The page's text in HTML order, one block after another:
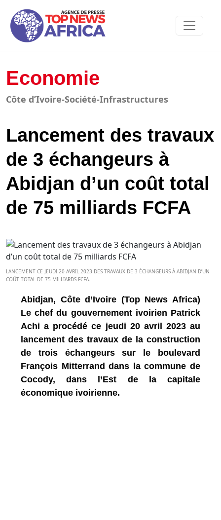
Economie
Côte d’Ivoire-Société-Infrastructures
Lancement des travaux
de 3 échangeurs à
Abidjan d’un coût total
de 75 milliards FCFA
LANCEMENT CE JEUDI 20 AVRIL 2023 DES TRAVAUX DE 3 ÉCHANGEURS À ABIDJAN D’UN
COÛT TOTAL DE 75 MILLIARDS FCFA.
Abidjan, Côte d’Ivoire (Top News Africa)
Le chef du gouvernement ivoirien Patrick
Achi a procédé ce jeudi 20 avril 2023 au
lancement des travaux de la construction
de trois échangeurs sur le boulevard
François Mitterrand dans la commune de
Cocody, dans l’Est de la capitale
économique ivoirienne.